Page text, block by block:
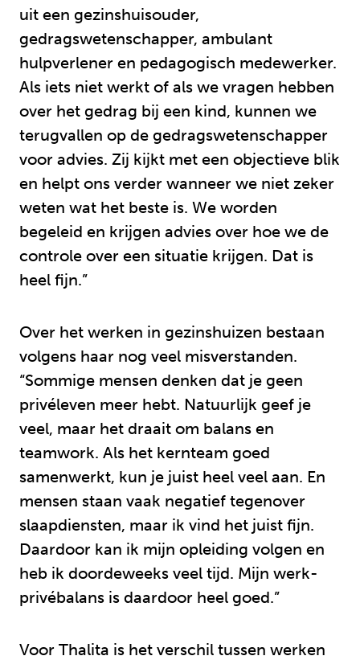
uit een gezinshuisouder,
gedragswetenschapper, ambulant
hulpverlener en pedagogisch medewerker.
Als iets niet werkt of als we vragen hebben
over het gedrag bij een kind, kunnen we
terugvallen op de gedragswetenschapper
voor advies. Zij kijkt met een objectieve blik
en helpt ons verder wanneer we niet zeker
weten wat het beste is. We worden
begeleid en krijgen advies over hoe we de
controle over een situatie krijgen. Dat is
heel fijn.”
Over het werken in gezinshuizen bestaan
volgens haar nog veel misverstanden.
“Sommige mensen denken dat je geen
privéleven meer hebt. Natuurlijk geef je
veel, maar het draait om balans en
teamwork. Als het kernteam goed
samenwerkt, kun je juist heel veel aan. En
mensen staan vaak negatief tegenover
slaapdiensten, maar ik vind het juist fijn.
Daardoor kan ik mijn opleiding volgen en
heb ik doordeweeks veel tijd. Mijn werk-
privébalans is daardoor heel goed.”
Voor Thalita is het verschil tussen werken